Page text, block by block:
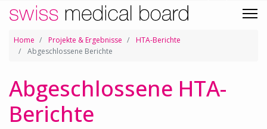
Home Projekte & Ergebnisse
HTA-Berichte
Abgeschlossene Berichte
Abgeschlossene HTA-
Berichte